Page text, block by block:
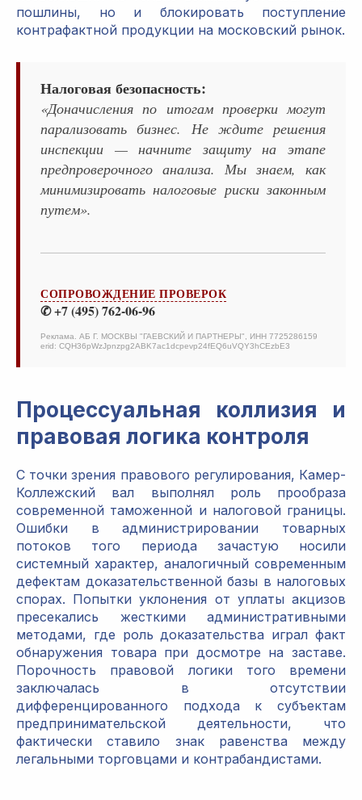
пошлины, но и блокировать поступление
контрафактной продукции на московский рынок.
Налоговая безопасность:
«Доначисления по итогам проверки могут
парализовать бизнес. Не ждите решения
инспекции — начните защиту на этапе
предпроверочного анализа. Мы знаем, как
минимизировать налоговые риски законным
путем».
СОПРОВОЖДЕНИЕ ПРОВЕРОК
✆ +7 (495) 762-06-96
Реклама. АБ Г. МОСКВЫ "ГАЕВСКИЙ И ПАРТНЕРЫ", ИНН 7725286159
erid: CQH36pWzJpnzpg2ABK7ac1dcpevp24fEQ6uVQY3hCEzbE3
Процессуальная коллизия и
правовая логика контроля
С точки зрения правового регулирования, Камер-
Коллежский вал выполнял роль прообраза
современной таможенной и налоговой границы.
Ошибки в администрировании товарных
потоков того периода зачастую носили
системный характер, аналогичный современным
дефектам доказательственной базы в налоговых
спорах. Попытки уклонения от уплаты акцизов
пресекались жесткими административными
методами, где роль доказательства играл факт
обнаружения товара при досмотре на заставе.
Порочность правовой логики того времени
заключалась в отсутствии
дифференцированного подхода к субъектам
предпринимательской деятельности, что
фактически ставило знак равенства между
легальными торговцами и контрабандистами.